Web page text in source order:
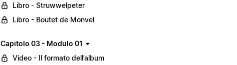
Libro - Struwwelpeter
Libro - Boutet de Monvel
Capitolo 03 - Modulo 01
Video - Il formato dell’album